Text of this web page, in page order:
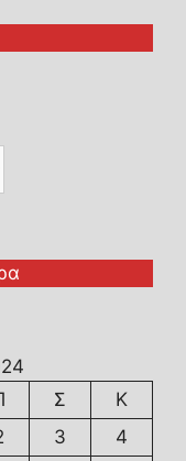
Σ
Κ
3 4